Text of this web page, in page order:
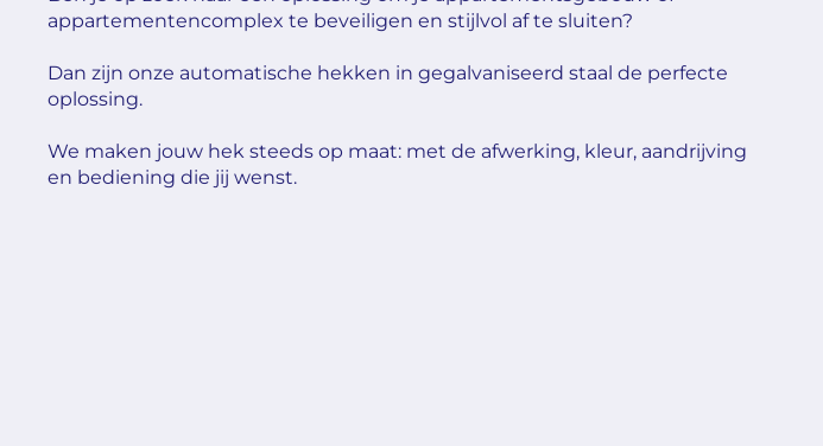
appartementencomplex te beveiligen en stijlvol af te sluiten?
Dan zijn onze automatische hekken in gegalvaniseerd staal de perfecte
oplossing.
We maken jouw hek steeds op maat: met de afwerking, kleur, aandrijving
en bediening die jij wenst.